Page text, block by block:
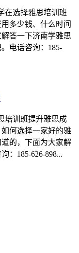
在选择雅思培训班
多少钱、什么时间
答一下济南学雅思
电话咨询：185-
培训班提升雅思成
何选择一家好的雅
的，下面为大家解
：185-626-898...